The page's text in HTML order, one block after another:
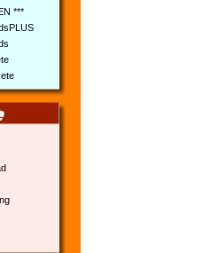
***